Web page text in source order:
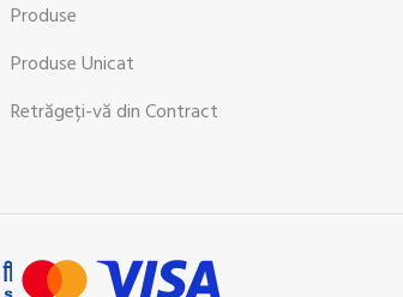
Produse
Produse Unicat
Retrăgeți-vă din Contract